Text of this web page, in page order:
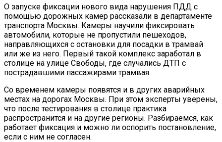
О запуске фиксации нового вида нарушения ПДД с
помощью дорожных камер рассказали в департаменте
транспорта Москвы. Камеры научили фиксировать
автомобили, которые не пропустили пешеходов,
направляющихся с остановки для посадки в трамвай
или же из него. Первый такой комплекс заработал в
столице на улице Свободы, где случались ДТП с
пострадавшими пассажирами трамвая.
Со временем камеры появятся и в других аварийных
местах на дорогах Москвы. При этом эксперты уверены,
что после тестирования в столице практика
распространится и на другие регионы. Разбираемся, как
работает фиксация и можно ли оспорить постановление,
если с ним не согласен.